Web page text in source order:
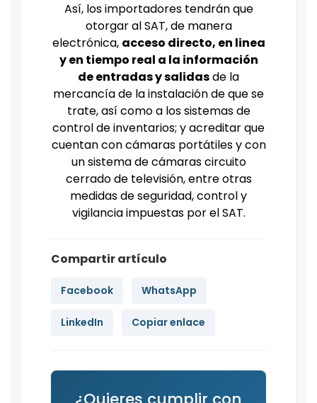
Así, los importadores tendrán que
otorgar al SAT, de manera
electrónica, acceso directo, en linea
y en tiempo real a la información
de entradas y salidasde la
mercancía de la instalación de que se
trate, así como a los sistemas de
control de inventarios; y acreditar que
cuentan con cámaras portátiles y con
un sistema de cámaras circuito
cerrado de televisión, entre otras
medidas de seguridad, control y
vigilancia impuestas por el SAT.
Compartir artículo
Facebook WhatsApp
LinkedIn Copiar enlace